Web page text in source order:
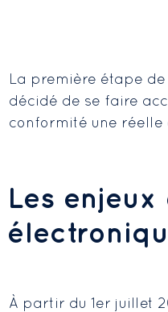
La première étape de
décidé de se faire
conformité une
Les
À partir du 1er juillet